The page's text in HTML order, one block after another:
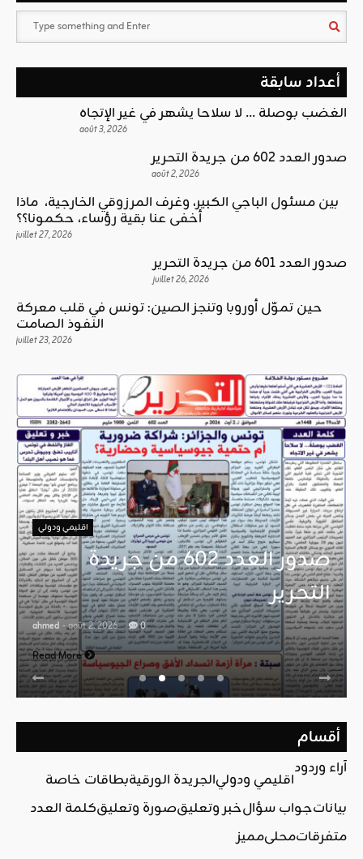
أعداد سابقة
الغضب بوصلة … لا سلاحا يشهر في غير الإتجاه
août 3, 2026
صدور العدد 602 من جريدة التحرير
août 2, 2026
بين مسئول الباجي الكبير، وغرف المرزوقي الخارجية، ماذا
أخفى عنا بقية رؤساء، حكمونا؟؟
juillet 27, 2026
صدور العدد 601 من جريدة التحرير
juillet 26, 2026
حين تموّل أوروبا وتنجز الصين: تونس في قلب معركة
النفوذ الصامت
juillet 23, 2026
اقليمي ودولي
صدور العدد 602 من جريدة
التحرير
ahmed - août 2, 2026 0
Read More
أقسام
آراء وردود
اقليمي ودوليالجريدة الورقيةبطاقات خاصة
بياناتجواب سؤالخبر وتعليقصورة وتعليقكلمة العدد
متفرقاتمحليمميز